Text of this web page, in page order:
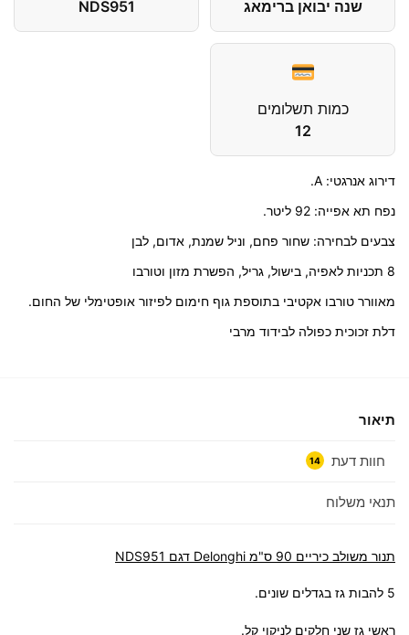
שנה יבואן ברימאג
NDS951
כמות תשלומים
12
דירוג אנרגטי: A.
נפח תא אפייה: 92 ליטר.
צבעים לבחירה: שחור פחם, וניל שמנת, אדום, לבן
8 תכניות לאפיה, בישול, גריל, הפשרת מזון וטורבו
מאוורר טורבו אקטיבי בתוספת גוף חימום לפיזור אופטימלי של החום.
דלת זכוכית כפולה לבידוד מרבי
תיאור
חוות דעת 14
תנאי משלוח
תנור משולב כיריים 90 ס"מ Delonghi דגם NDS951
5 להבות גז בגדלים שונים.
ראשי גז שני חלקים לניקוי קל.